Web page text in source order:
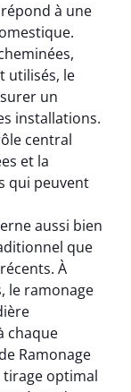
à une
utilisés, le
un
installations.
central
et la
qui peuvent
aussi bien
que
À
le ramonage
chaque
Ramonage
tirage optimal